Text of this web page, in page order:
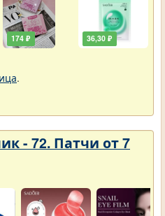
174 ₽ 36,30 ₽
.
- 72. Патчи от 7